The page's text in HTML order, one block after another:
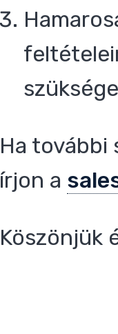
Ha további
írjon a
Köszönjük